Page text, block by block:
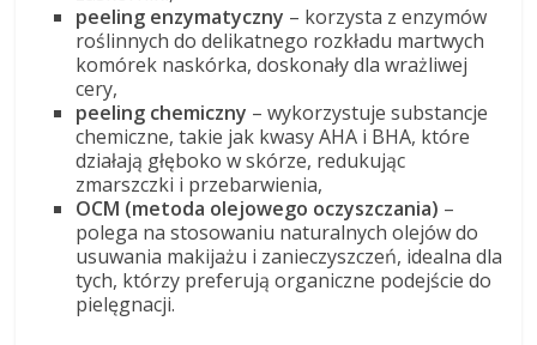
peeling enzymatyczny – korzysta z enzymów
roślinnych do delikatnego rozkładu martwych
komórek naskórka, doskonały dla wrażliwej
cery,
peeling chemiczny – wykorzystuje substancje
chemiczne, takie jak kwasy AHA i BHA, które
działają głęboko w skórze, redukując
zmarszczki i przebarwienia,
OCM (metoda olejowego oczyszczania) –
polega na stosowaniu naturalnych olejów do
usuwania makijażu i zanieczyszczeń, idealna dla
tych, którzy preferują organiczne podejście do
pielęgnacji.